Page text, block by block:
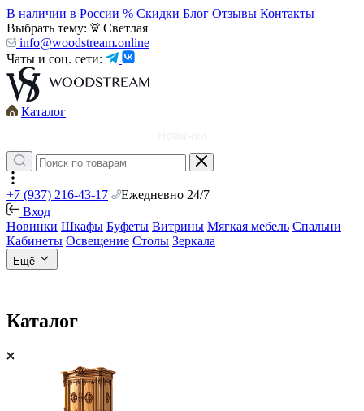
В наличии в России % Скидки Блог Отзывы Контакты
Выбрать тему:
Светлая
info@woodstream.online
Чаты и соц. сети:
Каталог
+7 (937) 216-43-17
Ежедневно 24/7
Вход
Новинки Шкафы Буфеты Витрины Мягкая мебель Спальни
Кабинеты Освещение Столы Зеркала
Ещё
Каталог